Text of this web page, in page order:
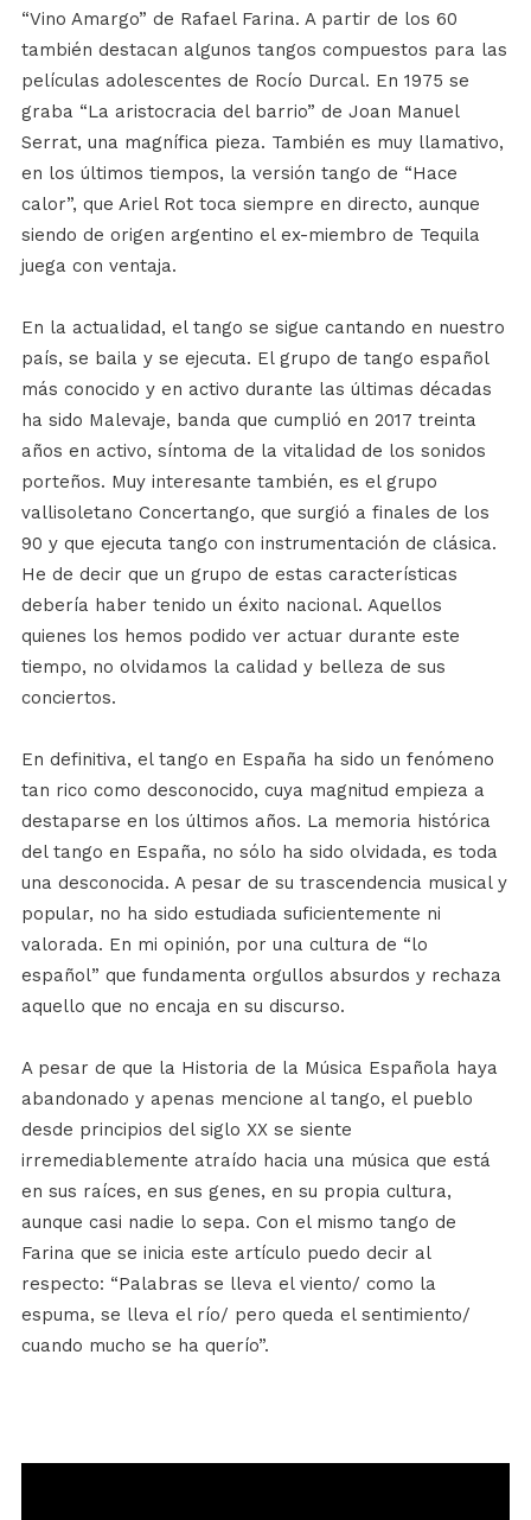
“Vino Amargo” de Rafael Farina. A partir de los 60
también destacan algunos tangos compuestos para las
películas adolescentes de Rocío Durcal. En 1975 se
graba “La aristocracia del barrio” de Joan Manuel
Serrat, una magnífica pieza. También es muy llamativo,
en los últimos tiempos, la versión tango de “Hace
calor”, que Ariel Rot toca siempre en directo, aunque
siendo de origen argentino el ex-miembro de Tequila
juega con ventaja.
En la actualidad, el tango se sigue cantando en nuestro
país, se baila y se ejecuta. El grupo de tango español
más conocido y en activo durante las últimas décadas
ha sido Malevaje, banda que cumplió en 2017 treinta
años en activo, síntoma de la vitalidad de los sonidos
porteños. Muy interesante también, es el grupo
vallisoletano Concertango, que surgió a finales de los
90 y que ejecuta tango con instrumentación de clásica.
He de decir que un grupo de estas características
debería haber tenido un éxito nacional. Aquellos
quienes los hemos podido ver actuar durante este
tiempo, no olvidamos la calidad y belleza de sus
conciertos.
En definitiva, el tango en España ha sido un fenómeno
tan rico como desconocido, cuya magnitud empieza a
destaparse en los últimos años. La memoria histórica
del tango en España, no sólo ha sido olvidada, es toda
una desconocida. A pesar de su trascendencia musical y
popular, no ha sido estudiada suficientemente ni
valorada. En mi opinión, por una cultura de “lo
español” que fundamenta orgullos absurdos y rechaza
aquello que no encaja en su discurso.
A pesar de que la Historia de la Música Española haya
abandonado y apenas mencione al tango, el pueblo
desde principios del siglo XX se siente
irremediablemente atraído hacia una música que está
en sus raíces, en sus genes, en su propia cultura,
aunque casi nadie lo sepa. Con el mismo tango de
Farina que se inicia este artículo puedo decir al
respecto: “Palabras se lleva el viento/ como la
espuma, se lleva el río/ pero queda el sentimiento/
cuando mucho se ha querío”.